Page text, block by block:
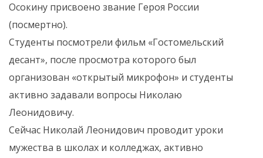
Осокину присвоено звание Героя России
(посмертно).
Студенты посмотрели фильм «Гостомельский
десант», после просмотра которого был
организован «открытый микрофон» и студенты
активно задавали вопросы Николаю
Леонидовичу.
Сейчас Николай Леонидович проводит уроки
мужества в школах и колледжах, активно